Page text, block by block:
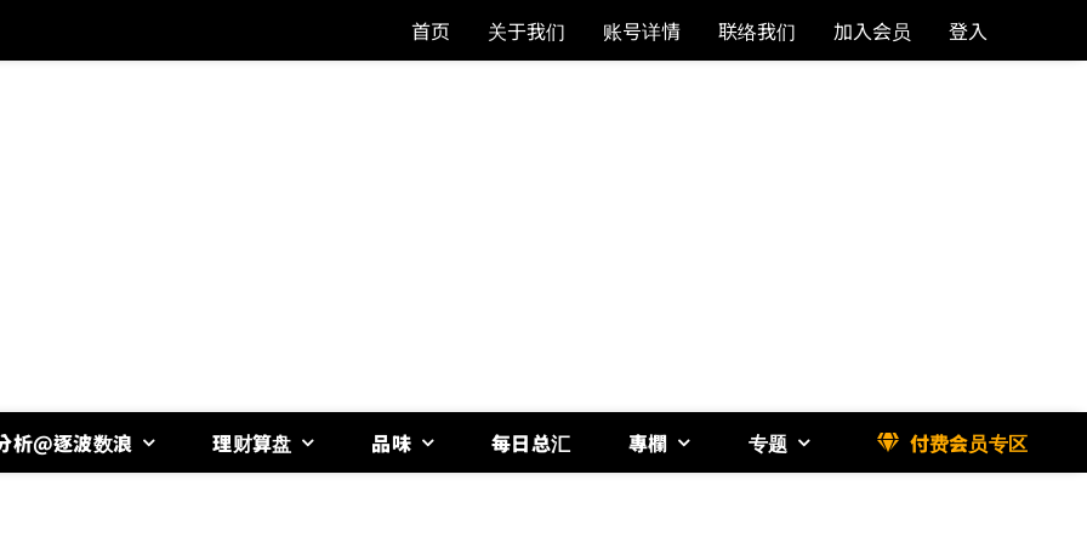
首页 关于我们 账号详情 联络我们 加入会员 登入
析@逐波数浪 理财算盘 品味 每日总汇 專欄 专题 付费会员专区